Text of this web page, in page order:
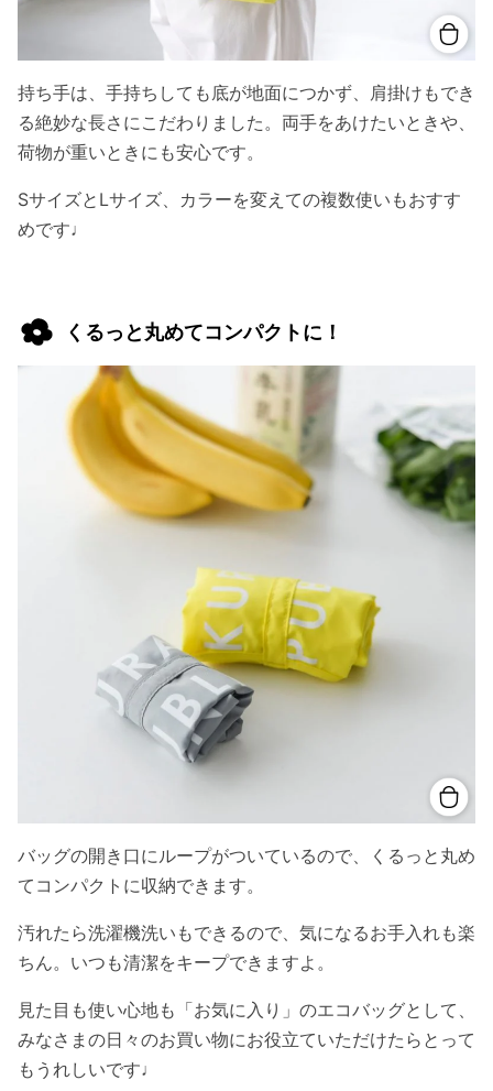
持ち手は、手持ちしても底が地面につかず、肩掛けもでき
る絶妙な長さにこだわりました。両手をあけたいときや、
荷物が重いときにも安心です。
SサイズとLサイズ、カラーを変えての複数使いもおすす
めです♩
くるっと丸めてコンパクトに！
バッグの開き口にループがついているので、くるっと丸め
てコンパクトに収納できます。
汚れたら洗濯機洗いもできるので、気になるお手入れも楽
ちん。いつも清潔をキープできますよ。
見た目も使い心地も「お気に入り」のエコバッグとして、
みなさまの日々のお買い物にお役立ていただけたらとって
もうれしいです♩